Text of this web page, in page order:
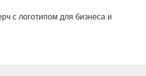
с логотипом для бизнеса и